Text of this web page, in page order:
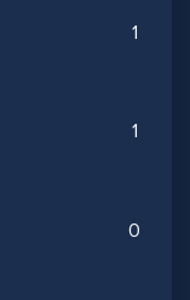
1
1
0